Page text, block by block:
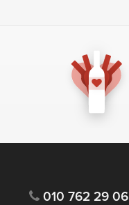
010 762 29 06